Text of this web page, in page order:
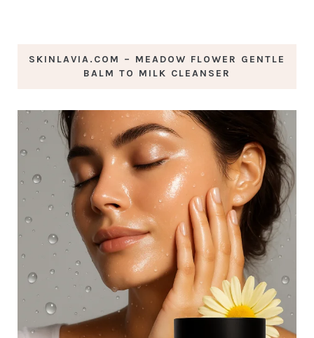
SKINLAVIA.COM – MEADOW FLOWER GENTLE
BALM TO MILK CLEANSER